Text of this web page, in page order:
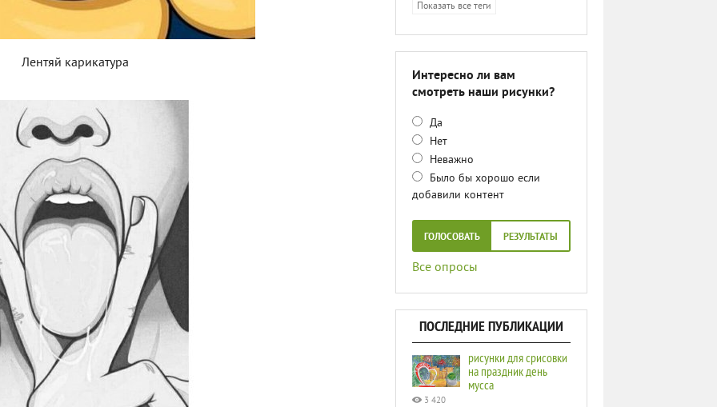
Лентяй карикатура
Показать все теги
Интересно ли вам
смотреть наши рисунки?
Да
Нет
Неважно
Было бы хорошо если
добавили контент
ГОЛОСОВАТЬ РЕЗУЛЬТАТЫ
Все опросы
ПОСЛЕДНИЕ ПУБЛИКАЦИИ
рисунки для срисовки
на праздник день
мусса
3 420